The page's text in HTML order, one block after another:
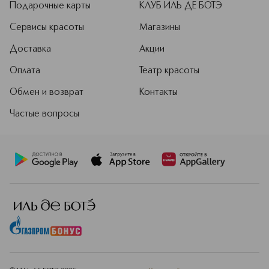
Подарочные карты
Сервисы красоты
Доставка
Оплата
Обмен и возврат
Частые вопросы
КЛУБ ИЛЬ ДЕ БОТЭ
Магазины
Акции
Театр красоты
Контакты